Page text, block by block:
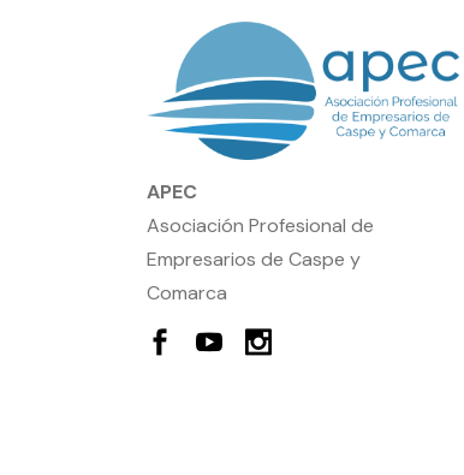
APEC
Asociación Profesional de
Empresarios de Caspe y
Comarca